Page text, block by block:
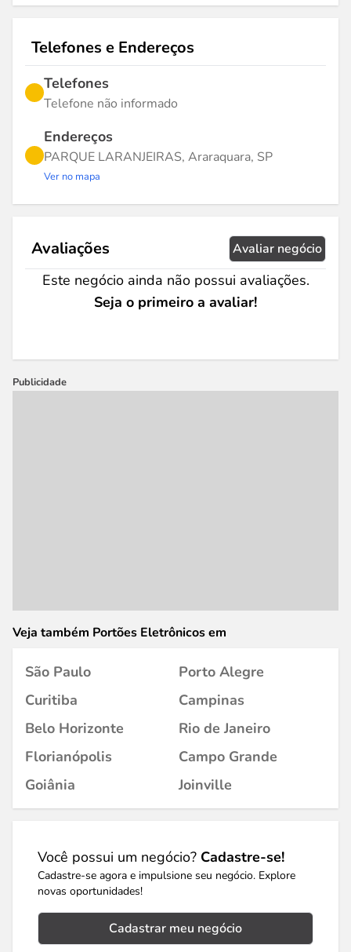
Telefones e Endereços
Telefones
Telefone não informado
Endereços
PARQUE LARANJEIRAS, Araraquara, SP
Ver no mapa
Avaliações Avaliar negócio
Este negócio ainda não possui avaliações.
Seja o primeiro a avaliar!
Publicidade
Veja também Portões Eletrônicos em
São Paulo
Porto Alegre
Curitiba
Campinas
Belo Horizonte
Rio de Janeiro
Florianópolis
Campo Grande
Goiânia
Joinville
Você possui um negócio? Cadastre-se!
Cadastre-se agora e impulsione seu negócio. Explore
novas oportunidades!
Cadastrar meu negócio